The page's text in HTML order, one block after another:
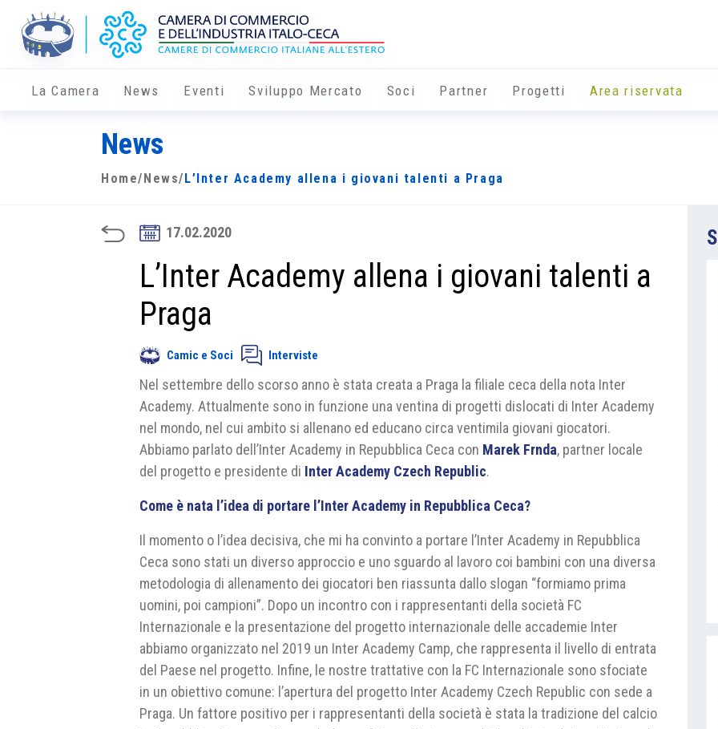
La Camera News Eventi Sviluppo Mercato Soci Partner Progetti Area riservata
News
Home/ News/ L’Inter Academy allena i giovani talenti a Praga
17.02.2020
L’Inter Academy allena i giovani talenti a
Praga
Camic e Soci Interviste
Nel settembre dello scorso anno è stata creata a Praga la filiale ceca della nota Inter
Academy. Attualmente sono in funzione una ventina di progetti dislocati di Inter Academy
nel mondo, nel cui ambito si allenano ed educano circa ventimila giovani giocatori.
Abbiamo parlato dell’Inter Academy in Repubblica Ceca con Marek Frnda, partner locale
del progetto e presidente di Inter Academy Czech Republic.
Come è nata l’idea di portare l’Inter Academy in Repubblica Ceca?
Il momento o l’idea decisiva, che mi ha convinto a portare l’Inter Academy in Repubblica
Ceca sono stati un diverso approccio e uno sguardo al lavoro coi bambini con una diversa
metodologia di allenamento dei giocatori ben riassunta dallo slogan “formiamo prima
uomini, poi campioni”. Dopo un incontro con i rappresentanti della società FC
Internazionale e la presentazione del progetto internazionale delle accademie Inter
abbiamo organizzato nel 2019 un Inter Academy Camp, che rappresenta il livello di entrata
del Paese nel progetto. Infine, le nostre trattative con la FC Internazionale sono sfociate
in un obiettivo comune: l’apertura del progetto Inter Academy Czech Republic con sede a
Praga. Un fattore positivo per i rappresentanti della società è stata la tradizione del calcio